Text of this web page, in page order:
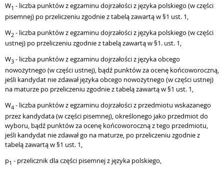
W1 - liczba punktów z egzaminu dojrzałości z języka polskiego (w części
pisemnej) po przeliczeniu zgodnie z tabelą zawartą w §1 ust. 1,
W2 - liczba punktów z egzaminu dojrzałości z języka polskiego (w części
ustnej) po przeliczeniu zgodnie z tabelą zawartą w §1. ust. 1,
W3 - liczba punktów z egzaminu dojrzałości z języka obcego
nowożytnego (w części ustnej), bądź punktów za ocenę końcoworoczną,
jeśli kandydat nie zdawał języka obcego nowożytnego (w części ustnej)
na maturze po przeliczeniu zgodnie z tabelą zawartą w §1 ust. 1,
W4 - liczba punktów z egzaminu dojrzałości z przedmiotu wskazanego
przez kandydata (w części pisemnej), określonego jako przedmiot do
wyboru, bądź punktów za ocenę końcoworoczną z tego przedmiotu,
jeśli kandydat nie zdawał go na maturze, po przeliczeniu zgodnie z
tabelą zawartą w §1 ust. 1,
p1 - przelicznik dla części pisemnej z języka polskiego,